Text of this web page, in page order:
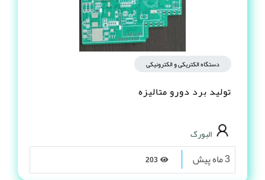
دستگاه الکتریکی و الکترونیکی
تولید برد دورو متالیزه
البورگ
3 ماه پیش